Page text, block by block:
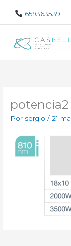
contenido
659363539
potencia2
Por sergio/21